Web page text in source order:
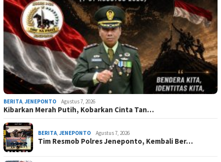
BERITA JENEPONTO Agustus 7, 2026
Kibarkan Merah Putih, Kobarkan Cinta Tan…
BERITA JENEPONTO Agustus 7, 2026
Tim Resmob Polres Jeneponto, Kembali Ber…